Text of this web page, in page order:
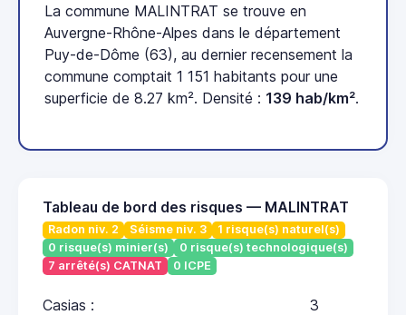
La commune MALINTRAT se trouve en
Auvergne-Rhône-Alpes dans le département
Puy-de-Dôme (63), au dernier recensement la
commune comptait 1 151 habitants pour une
superficie de 8.27 km². Densité : 139 hab/km².
Tableau de bord des risques — MALINTRAT
Radon niv. 2 Séisme niv. 3
1 risque(s) naturel(s)
0 risque(s) minier(s)
0 risque(s) technologique(s)
7 arrêté(s) CATNAT
0 ICPE
Casias : 3